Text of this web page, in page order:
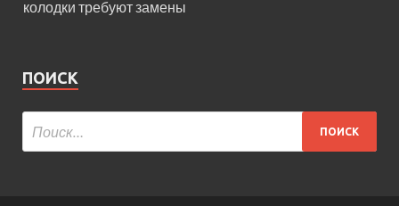
колодки требуют замены
ПОИСК